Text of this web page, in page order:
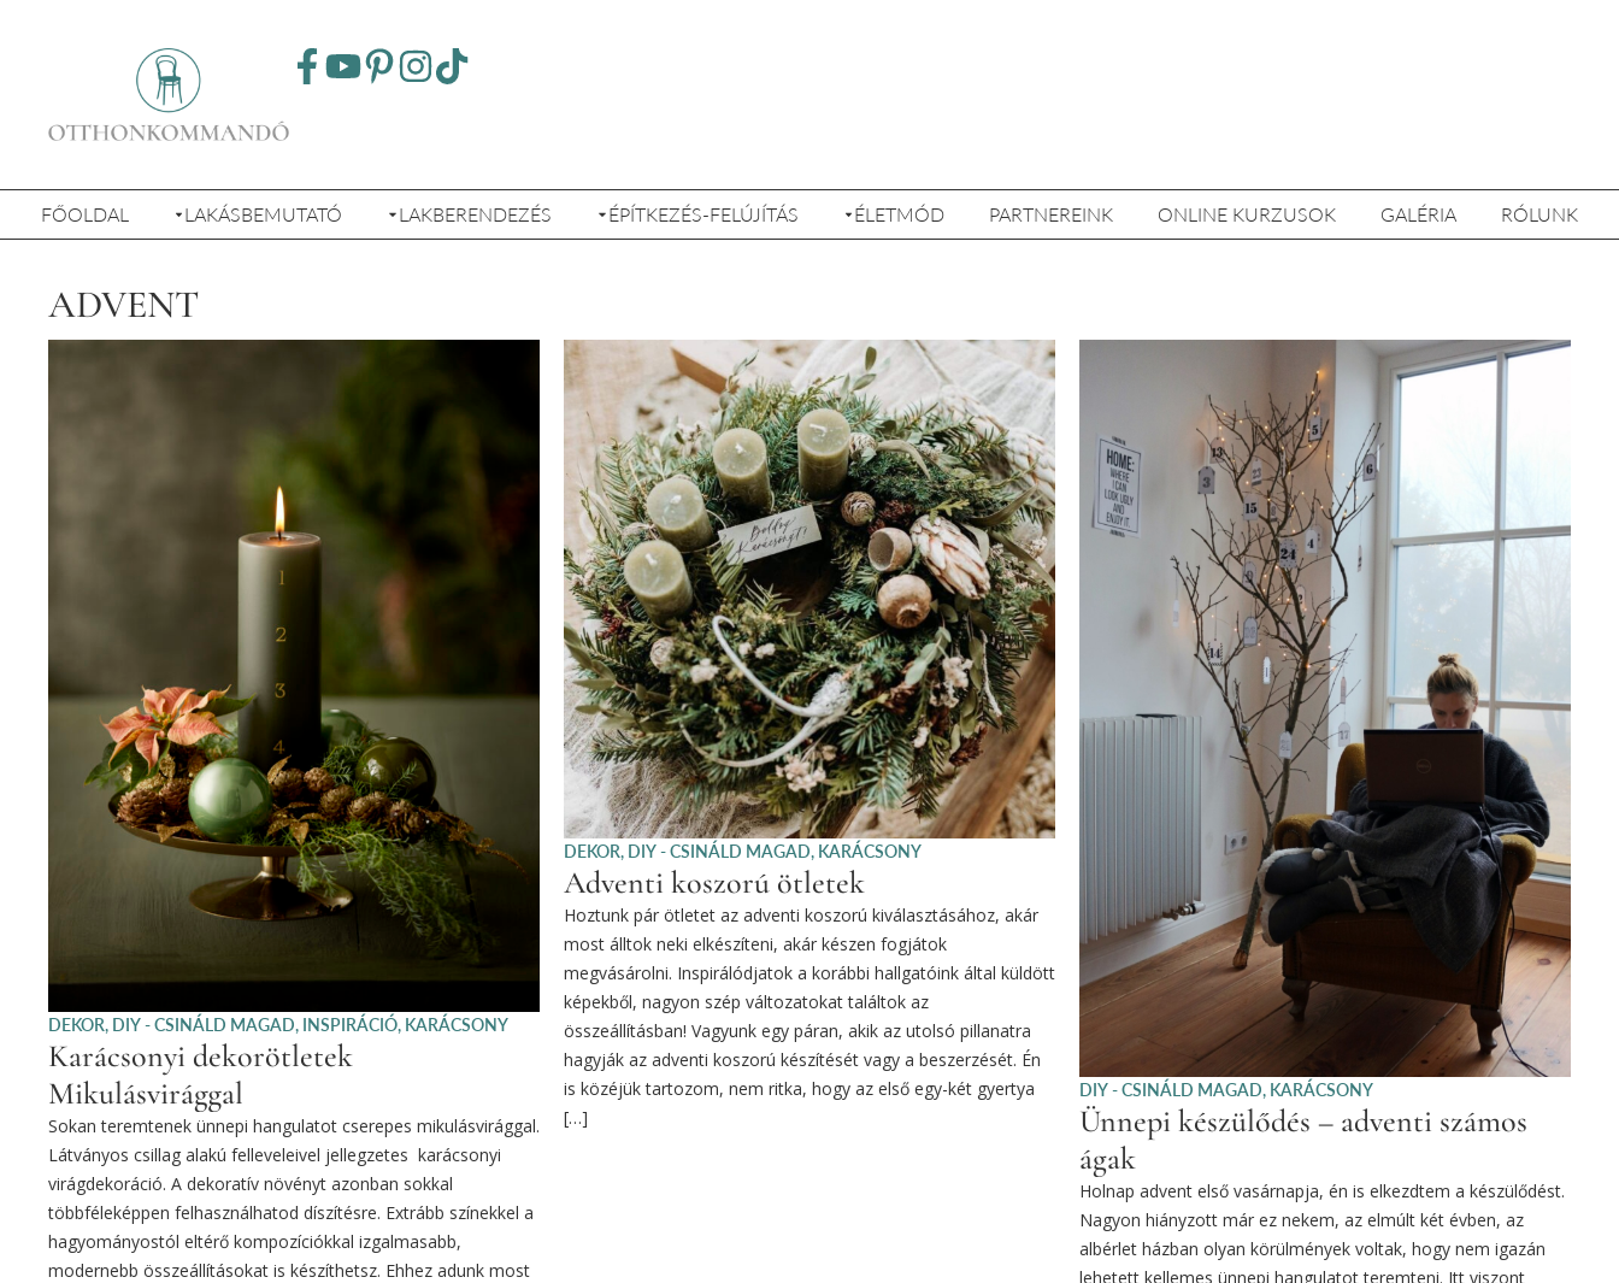
FŐOLDAL LAKÁSBEMUTATÓ LAKBERENDEZÉS ÉPÍTKEZÉS-FELÚJÍTÁS ÉLETMÓD PARTNEREINK ONLINE KURZUSOK GALÉRIA RÓLUNK
ADVENT
DEKOR, DIY - CSINÁLD MAGAD, INSPIRÁCIÓ, KARÁCSONY
Karácsonyi dekorötletek
Mikulásvirággal
Sokan teremtenek ünnepi hangulatot cserepes mikulásvirággal.
Látványos csillag alakú felleveleivel jellegzetes karácsonyi
virágdekoráció. A dekoratív növényt azonban sokkal
többféleképpen felhasználhatod díszítésre. Extrább színekkel a
hagyományostól eltérő kompozíciókkal izgalmasabb,
modernebb összeállításokat is készíthetsz. Ehhez adunk most
DEKOR, DIY - CSINÁLD MAGAD, KARÁCSONY
Adventi koszorú ötletek
Hoztunk pár ötletet az adventi koszorú kiválasztásához, akár
most álltok neki elkészíteni, akár készen fogjátok
megvásárolni. Inspirálódjatok a korábbi hallgatóink által küldött
képekből, nagyon szép változatokat találtok az
összeállításban! Vagyunk egy páran, akik az utolsó pillanatra
hagyják az adventi koszorú készítését vagy a beszerzését. Én
is közéjük tartozom, nem ritka, hogy az első egy-két gyertya
[…]
DIY - CSINÁLD MAGAD, KARÁCSONY
Ünnepi készülődés – adventi számos
ágak
Holnap advent első vasárnapja, én is elkezdtem a készülődést.
Nagyon hiányzott már ez nekem, az elmúlt két évben, az
albérlet házban olyan körülmények voltak, hogy nem igazán
lehetett kellemes ünnepi hangulatot teremteni. Itt viszont